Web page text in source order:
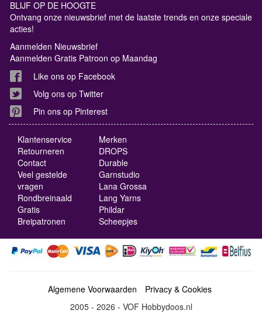
BLIJF OP DE HOOGTE
Ontvang onze nieuwsbrief met de laatste trends en onze speciale
acties!
Aanmelden Nieuwsbrief
Aanmelden Gratis Patroon op Maandag
Like ons op Facebook
Volg ons op Twitter
Pin ons op Pinterest
Klantenservice
Retourneren
Contact
Veel gestelde
vragen
Rondbreinaald
Gratis
Breipatronen
Merken
DROPS
Durable
Garnstudio
Lana Grossa
Lang Yarns
Phildar
Scheepjes
Algemene Voorwaarden
Privacy & Cookies
2005 - 2026 - VOF Hobbydoos.nl